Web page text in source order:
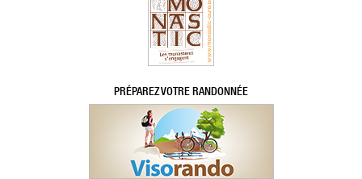
PRÉPAREZ VOTRE RANDONNÉE